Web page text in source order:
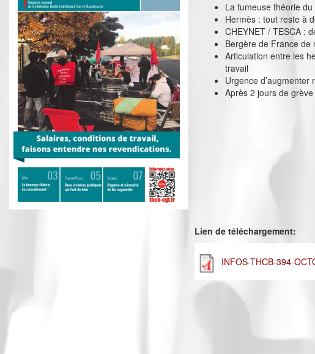
La fumeuse théorie
Hermès : tout reste à
CHEYNET / TESCA :
Bergère de France de
Articulation entre les
travail
Urgence d’augmenter
Après 2 jours de
Lien de téléchargement:
INFOS-THCB-394-